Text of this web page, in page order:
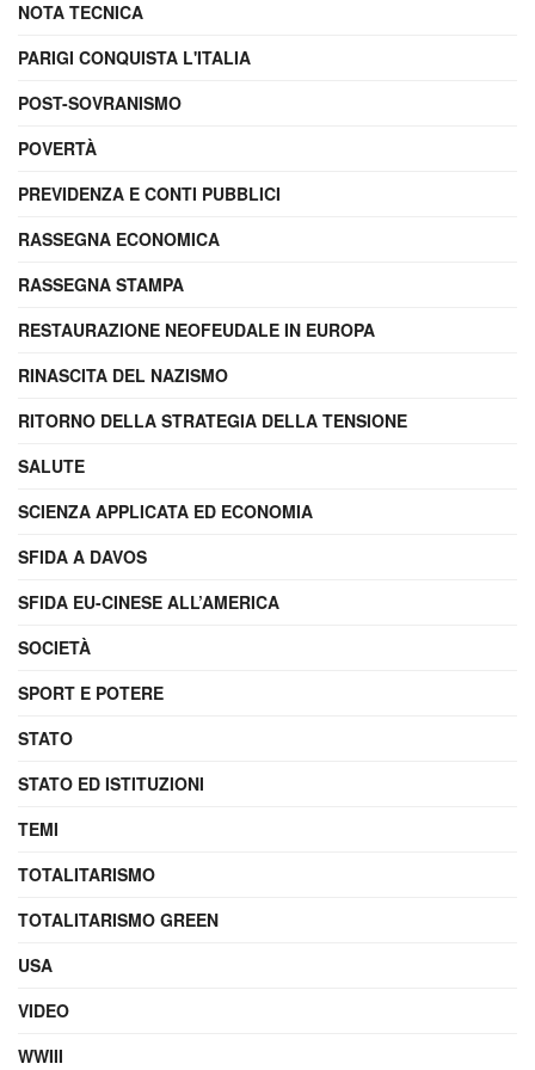
NOTA TECNICA
PARIGI CONQUISTA L'ITALIA
POST-SOVRANISMO
POVERTÀ
PREVIDENZA E CONTI PUBBLICI
RASSEGNA ECONOMICA
RASSEGNA STAMPA
RESTAURAZIONE NEOFEUDALE IN EUROPA
RINASCITA DEL NAZISMO
RITORNO DELLA STRATEGIA DELLA TENSIONE
SALUTE
SCIENZA APPLICATA ED ECONOMIA
SFIDA A DAVOS
SFIDA EU-CINESE ALL’AMERICA
SOCIETÀ
SPORT E POTERE
STATO
STATO ED ISTITUZIONI
TEMI
TOTALITARISMO
TOTALITARISMO GREEN
USA
VIDEO
WWIII